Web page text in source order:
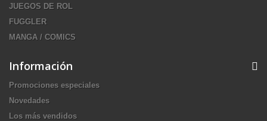
JUEGOS DE ROL
FUGGLER
MANGA / COMICS
Información
Promociones especiales
Novedades
Los más vendidos